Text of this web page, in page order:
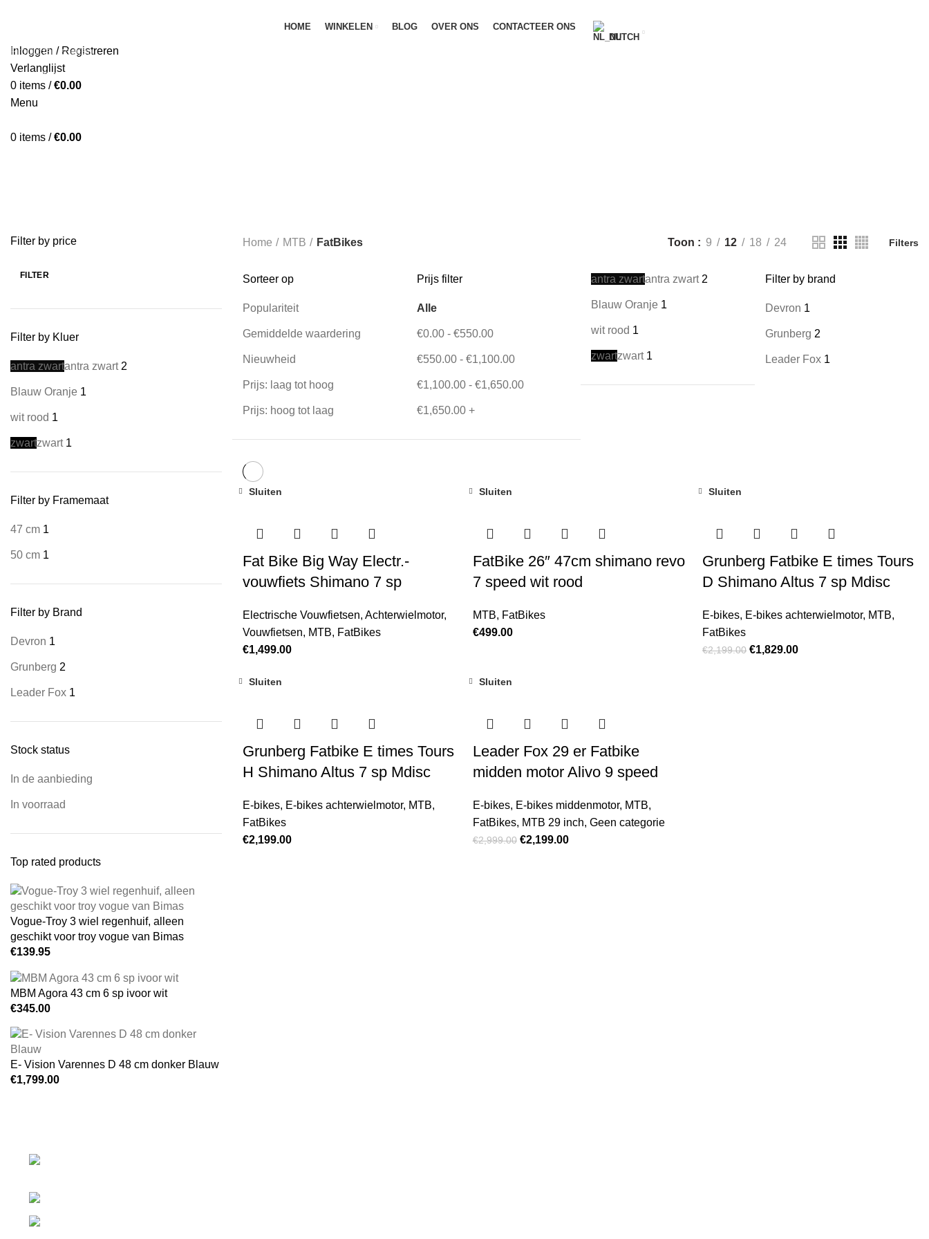
HOME WINKELEN BLOG OVER ONS
CONTACTEER ONS
DUTCH
Inloggen / Registreren
Verlanglijst
0 items / €0.00
Menu
0 items / €0.00
Filter by price
FILTER
Filter by Kluer
antra zwartantra zwart 2
Blauw Oranje 1
wit rood 1
zwartzwart 1
Filter by Framemaat
47 cm 1
50 cm 1
Filter by Brand
Devron 1
Grunberg 2
Leader Fox 1
Stock status
In de aanbieding
In voorraad
Top rated products
Vogue-Troy 3 wiel regenhuif, alleen
geschikt voor troy vogue van Bimas
€139.95
MBM Agora 43 cm 6 sp ivoor wit
€345.00
E- Vision Varennes D 48 cm donker Blauw
€1,799.00
Home MTB FatBikes Toon 9 12 18 24 Filters
Sorteer op
Populariteit
Gemiddelde waardering
Nieuwheid
Prijs: laag tot hoog
Prijs: hoog tot laag
Prijs filter
Alle
€0.00 - €550.00
€550.00 - €1,100.00
€1,100.00 - €1,650.00
€1,650.00 +
antra zwartantra zwart 2
Blauw Oranje 1
wit rood 1
zwartzwart 1
Filter by brand
Devron 1
Grunberg 2
Leader Fox 1
Sluiten
Fat Bike Big Way Electr.-
vouwfiets Shimano 7 sp
Electrische Vouwfietsen, Achterwielmotor,
Vouwfietsen, MTB, FatBikes
€1,499.00
Sluiten
FatBike 26″ 47cm shimano revo
7 speed wit rood
MTB, FatBikes
€499.00
Sluiten
Grunberg Fatbike E times Tours
D Shimano Altus 7 sp Mdisc
E-bikes, E-bikes achterwielmotor, MTB,
FatBikes
€2,199.00 €1,829.00
Sluiten
Grunberg Fatbike E times Tours
H Shimano Altus 7 sp Mdisc
E-bikes, E-bikes achterwielmotor, MTB,
FatBikes
€2,199.00
Sluiten
Leader Fox 29 er Fatbike
midden motor Alivo 9 speed
E-bikes, E-bikes middenmotor, MTB,
FatBikes, MTB 29 inch, Geen categorie
€2,999.00 €2,199.00
Begin te typen om de producten te zien die je zoekt.